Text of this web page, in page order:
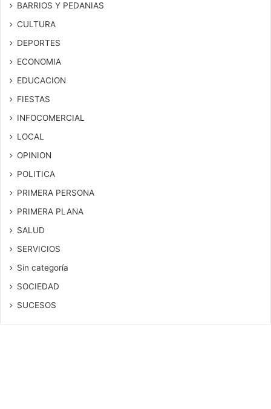
BARRIOS Y PEDANIAS
CULTURA
DEPORTES
ECONOMIA
EDUCACION
FIESTAS
INFOCOMERCIAL
LOCAL
OPINION
POLITICA
PRIMERA PERSONA
PRIMERA PLANA
SALUD
SERVICIOS
Sin categoría
SOCIEDAD
SUCESOS